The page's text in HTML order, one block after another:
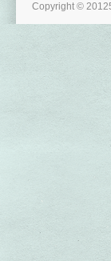
Copyright ©